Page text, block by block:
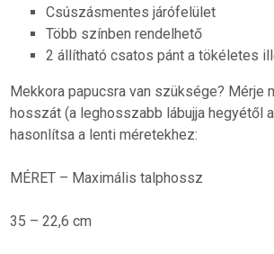
Csúszásmentes járófelület
Több színben rendelhető
2 állítható csatos pánt a tökéletes
Mekkora papucsra van szüksége? Mérje
hosszát (a leghosszabb lábujja hegyétől
hasonlítsa a lenti méretekhez:
MÉRET – Maximális talphossz
35 – 22,6 cm